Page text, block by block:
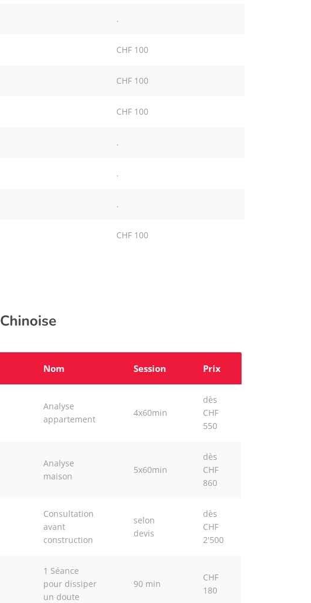
.
CHF 100
CHF 100
CHF 100
.
.
.
CHF 100
Chinoise
Nom Session Prix
Analyse
appartement
4x60min
dès
CHF
550
Analyse
maison
5x60min
dès
CHF
860
Consultation
avant
construction
selon
devis
dès
CHF
2'500
1 Séance
pour dissiper
un doute
90 min
CHF
180